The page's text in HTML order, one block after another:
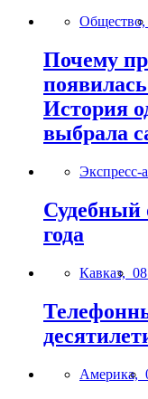
Общество,
Почему
История
выбрала
Экспресс-
Судебный
года
Кавказ,
Америка,